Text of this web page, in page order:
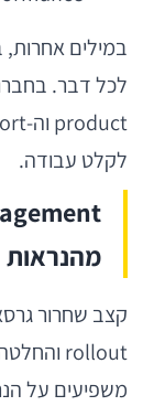
לקלט עבודה.
מהנראות
משפיעים על